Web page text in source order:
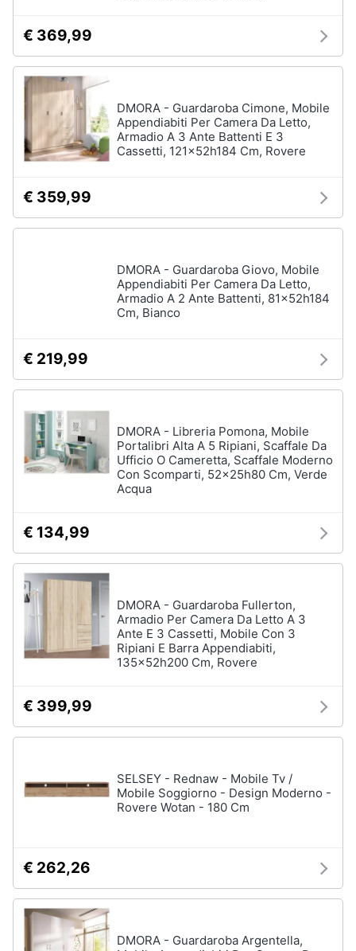
€ 369,99
DMORA - Guardaroba Cimone, Mobile
Appendiabiti Per Camera Da Letto,
Armadio A 3 Ante Battenti E 3
Cassetti, 121x52h184 Cm, Rovere
€ 359,99
DMORA - Guardaroba Giovo, Mobile
Appendiabiti Per Camera Da Letto,
Armadio A 2 Ante Battenti, 81x52h184
Cm, Bianco
€ 219,99
DMORA - Libreria Pomona, Mobile
Portalibri Alta A 5 Ripiani, Scaffale Da
Ufficio O Cameretta, Scaffale Moderno
Con Scomparti, 52x25h80 Cm, Verde
Acqua
€ 134,99
DMORA - Guardaroba Fullerton,
Armadio Per Camera Da Letto A 3
Ante E 3 Cassetti, Mobile Con 3
Ripiani E Barra Appendiabiti,
135x52h200 Cm, Rovere
€ 399,99
SELSEY - Rednaw - Mobile Tv /
Mobile Soggiorno - Design Moderno -
Rovere Wotan - 180 Cm
€ 262,26
DMORA - Guardaroba Argentella,